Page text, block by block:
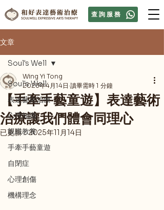
查詢服務
文章
Soul's Well
表達藝術治療
心理知識
親職教養
手牽手藝童遊
自閉症
心理創傷
機構理念
Soul's Well
【手牽手藝童遊】表達藝術
治療讓我們體會同理心
Wing Yi Tong
2023年4月14日 讀畢需時 1 分鐘
已更新：2025年11月14日